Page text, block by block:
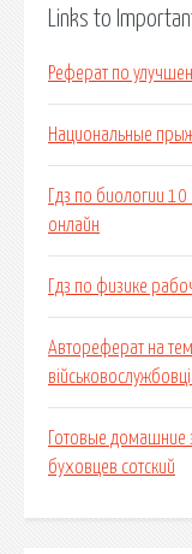
Links to
Реферат по
Национальные
Гдз по биологии
онлайн
Гдз по физике
Автореферат на
Готовые домашние
буховцев сотский